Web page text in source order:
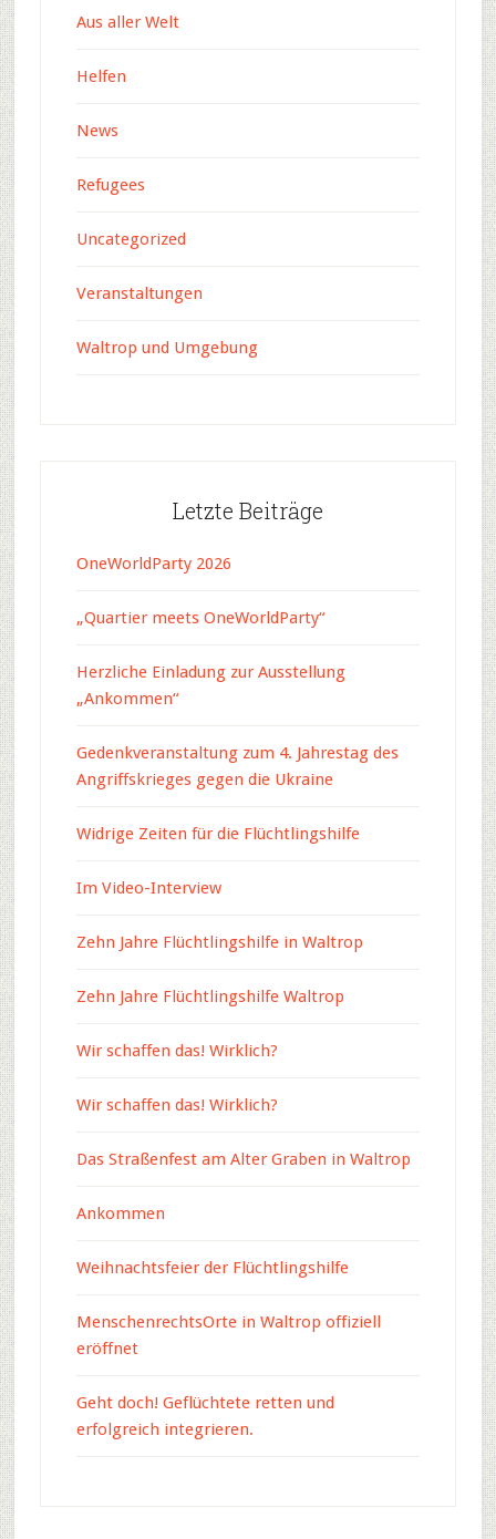
Aus aller Welt
Helfen
News
Refugees
Uncategorized
Veranstaltungen
Waltrop und Umgebung
Letzte Beiträge
OneWorldParty 2026
„Quartier meets OneWorldParty“
Herzliche Einladung zur Ausstellung
„Ankommen“
Gedenkveranstaltung zum 4. Jahrestag des
Angriffskrieges gegen die Ukraine
Widrige Zeiten für die Flüchtlingshilfe
Im Video-Interview
Zehn Jahre Flüchtlingshilfe in Waltrop
Zehn Jahre Flüchtlingshilfe Waltrop
Wir schaffen das! Wirklich?
Wir schaffen das! Wirklich?
Das Straßenfest am Alter Graben in Waltrop
Ankommen
Weihnachtsfeier der Flüchtlingshilfe
MenschenrechtsOrte in Waltrop offiziell
eröffnet
Geht doch! Geflüchtete retten und
erfolgreich integrieren.